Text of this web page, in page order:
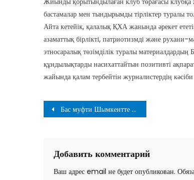
бастамалар мен тындырымды тірліктер туралы
Айта кетейік, қалалық ҚХА жанында әрекет
азаматтық бірлікті, патриотизмді және рухани-
этносаралық төзімділік туралы
құндылықтарды насихаттайтын позитивті
жайында қалам тербейтін журналистердің
Навигация
записям
Бас муфти Шымкентте болды
Добавить комментарий
Ваш адрес email не будет опубликован.